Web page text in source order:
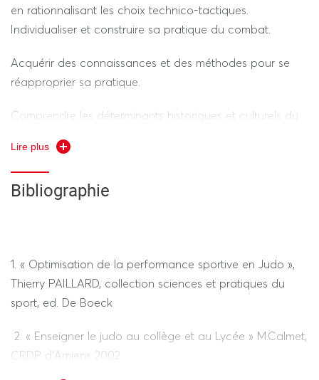
Pratique : présentations techniques, randoris à thèmes
et randoris (50%) - Durée de l’ épreuves hors tiers temps
1h
Théorique : Contrôle de connaissances, interventions
pédagogiques (50%) - Durée de l’ épreuves hors tiers
---------------- SESSION 2 ----------------
Idem session 1
en rationnalisant les choix technico-tactiques.
Individualiser et construire sa pratique du combat.
Acquérir des connaissances et des méthodes pour se
réapproprier sa pratique.
Comprendre les déterminants historiques et culturels du
de pratique.
Concevoir, construire et animer une séance de judo
Lire plus
Bibliographie
1. « Optimisation de la performance sportive en Judo »,
Thierry PAILLARD, collection sciences et pratiques du
sport, ed. De Boeck
2. « Enseigner le judo au collège et au Lycée » M.Calmet,
CRDP d'Amiens 2002